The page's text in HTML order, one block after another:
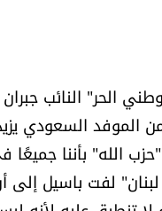
السعودي يزيد
الله" بأننا